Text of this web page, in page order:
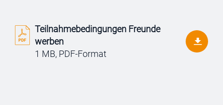
Teilnahmebedingungen Freunde
werben
1 MB, PDF-Format